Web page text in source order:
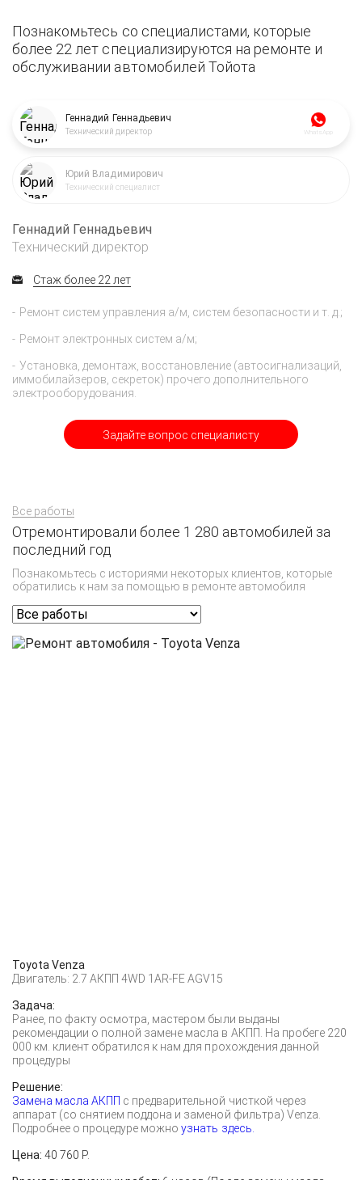
Познакомьтесь со специалистами, которые
более 22 лет специализируются на ремонте и
обслуживании автомобилей Тойота
Геннадий Геннадьевич
Технический директор WhatsApp
Юрий Владимирович
Технический специалист
Задайте вопрос специалисту
Геннадий Геннадьевич
Технический директор
Стаж более 22 лет
Ремонт систем управления а/м, систем безопасности и т. д.;
Ремонт электронных систем а/м;
Установка, демонтаж, восстановление (автосигнализаций,
иммобилайзеров, секреток) прочего дополнительного
электрооборудования.
Все работы
Отремонтировали более 1 280 автомобилей за
последний год
Познакомьтесь с историями некоторых клиентов, которые
обратились к нам за помощью в ремонте автомобиля
Toyota Venza
Двигатель: 2.7 АКПП 4WD 1AR-FE AGV15
Задача:
Ранее, по факту осмотра, мастером были выданы
рекомендации о полной замене масла в АКПП. На пробеге 220
000 км. клиент обратился к нам для прохождения данной
процедуры
Решение:
Замена масла АКПП с предварительной чисткой через
аппарат (со снятием поддона и заменой фильтра) Venza.
Подробнее о процедуре можноузнать здесь.
Цена:40 760 Р.